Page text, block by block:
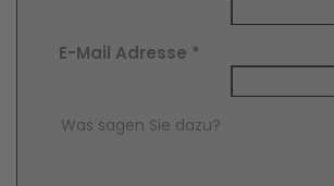
E-Mail Adresse *
Comment Text*